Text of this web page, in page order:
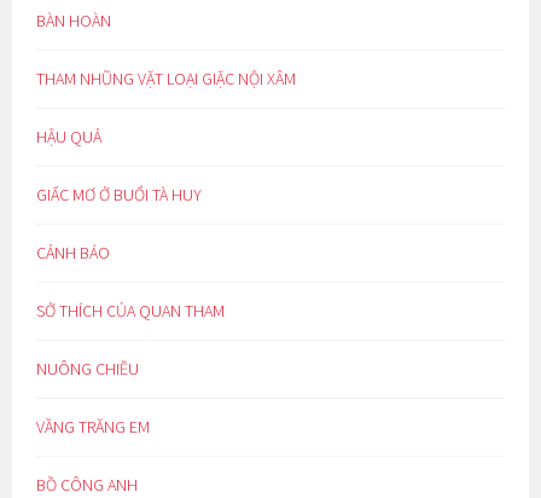
BÀN HOÀN
THAM NHŨNG VẶT LOẠI GIẶC NỘI XÂM
HẬU QUẢ
GIẤC MƠ Ở BUỔI TÀ HUY
CẢNH BÁO
SỞ THÍCH CỦA QUAN THAM
NUÔNG CHIỀU
VẦNG TRĂNG EM
BỒ CÔNG ANH